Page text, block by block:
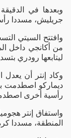
جريليش، مسددا
من أكانجي داخل
ليتابعها رودري
ديماركو اصطدمت
رأسية أخرى
واستفاق إنتر
المنطقة، مسددا